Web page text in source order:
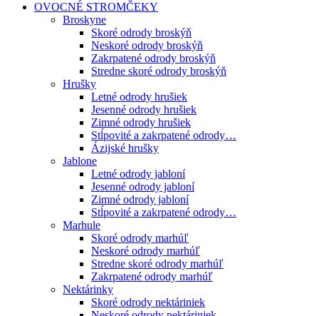
OVOCNÉ STROMČEKY
Broskyne
Skoré odrody broskýň
Neskoré odrody broskýň
Zakrpatené odrody broskýň
Stredne skoré odrody broskýň
Hrušky
Letné odrody hrušiek
Jesenné odrody hrušiek
Zimné odrody hrušiek
Stĺpovité a zakrpatené odrody…
Ázijské hrušky
Jablone
Letné odrody jabloní
Jesenné odrody jabloní
Zimné odrody jabloní
Stĺpovité a zakrpatené odrody…
Marhule
Skoré odrody marhúľ
Neskoré odrody marhúľ
Stredne skoré odrody marhúľ
Zakrpatené odrody marhúľ
Nektárinky
Skoré odrody nektáriniek